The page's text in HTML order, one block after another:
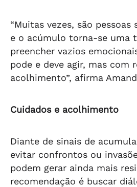
“Muitas vezes, são pessoas
e o acúmulo torna-se uma
preencher vazios
pode e deve agir, mas com
acolhimento”, afirma
Cuidados e acolhimento
Diante de sinais de
evitar confrontos ou
podem gerar ainda mais
recomendação é buscar